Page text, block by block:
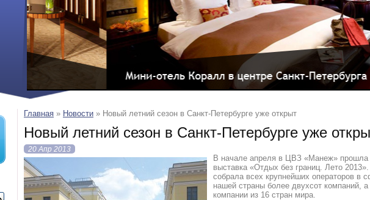
Главная » Новости » Новый летний сезон в Санкт-Петербурге уже открыт
Новый летний сезон в Санкт-Петербурге уже
20 Апр 2013
В начале апреля в ЦВЗ «Манеж» прошла
выставка «Отдых без границ. Лето
собрала всех крупнейших операторов в
нашей страны более двухсот компаний, а
компании из 16 стран мира.